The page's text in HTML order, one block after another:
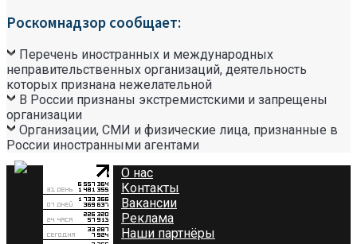
Роскомнадзор сообщает:
Перечень иностранных и международных
неправительственных организаций, деятельность
которых признана нежелательной
В России признаны экстремистскими и запрещены
организации
Организации, СМИ и физические лица, признанные в
России иностранными агентами
О нас
Контакты
Вакансии
Реклама
Наши партнёры